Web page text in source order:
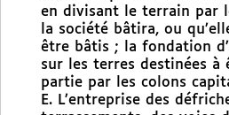
en divisant le terrain par
la société bâtira, ou
être bâtis ; la fondation
sur les terres destinées à
partie par les colons
E. L’entreprise des